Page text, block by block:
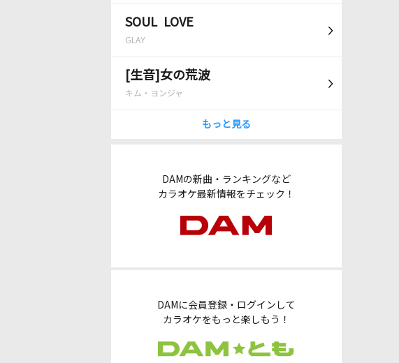
SOUL LOVE
GLAY
[生音]女の荒波
キム・ヨンジャ
もっと見る
DAMの新曲・ランキングなど
カラオケ最新情報をチェック！
DAMに会員登録・ログインして
カラオケをもっと楽しもう！